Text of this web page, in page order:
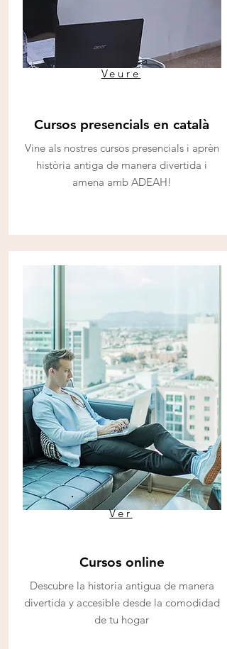
Veure
Cursos presencials en català
Vine als nostres cursos presencials i aprèn
història antiga de manera divertida i
amena amb ADEAH!
Ver
Cursos online
Descubre la historia antigua de manera
divertida y accesible desde la comodidad
de tu hogar